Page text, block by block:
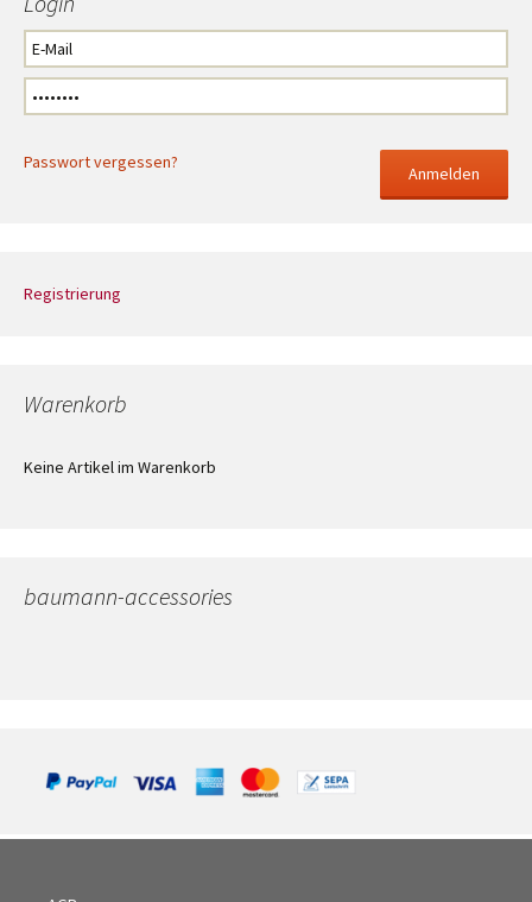
Passwort vergessen?
Registrierung
Warenkorb
Keine Artikel im Warenkorb
baumann-accessories